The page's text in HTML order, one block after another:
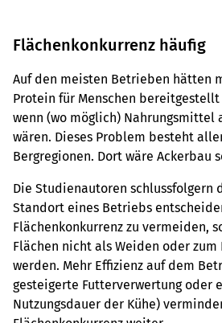
Flächenkonkurrenz häufig
Auf den meisten Betrieben hätten
Protein für Menschen bereitgestellt
wenn (wo möglich) Nahrungsmittel
wären. Dieses Problem besteht
Bergregionen. Dort wäre Ackerbau
Die Studienautoren schlussfolgern
Standort eines Betriebs
Flächenkonkurrenz zu vermeiden,
Flächen nicht als Weiden oder
werden. Mehr Effizienz auf dem
gesteigerte Futterverwertung oder
Nutzungsdauer der Kühe)